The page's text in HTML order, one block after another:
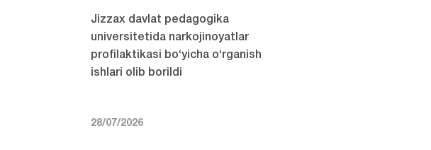
Jizzax davlat pedagogika
universitetida narkojinoyatlar
profilaktikasi bo‘yicha o‘rganish
ishlari olib borildi
28/07/2026